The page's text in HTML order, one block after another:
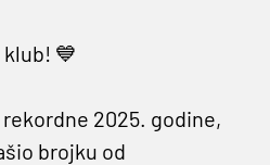
💙
rekordne 2025. godine,
brojku od